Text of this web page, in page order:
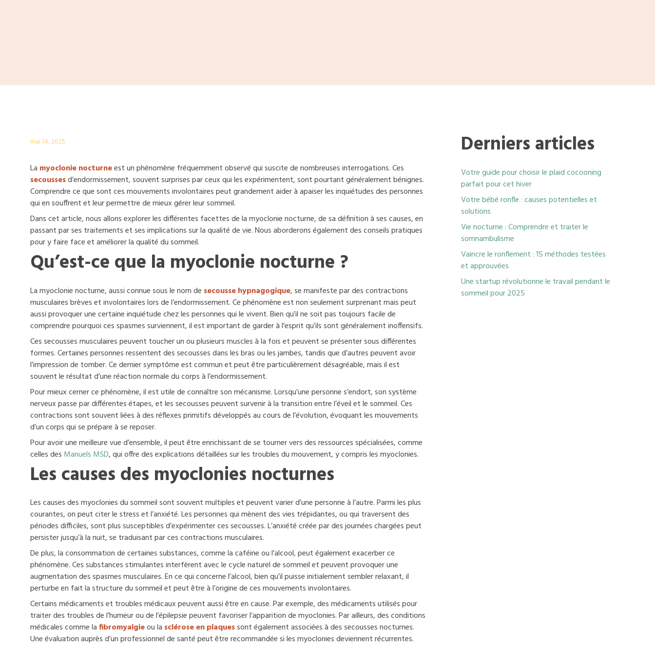
mai 14, 2025
La myoclonie nocturneest un phénomène fréquemment observé qui suscite de nombreuses interrogations. Ces
secoussesd’endormissement, souvent surprises par ceux qui les expérimentent, sont pourtant généralement bénignes.
Comprendre ce que sont ces mouvements involontaires peut grandement aider à apaiser les inquiétudes des personnes
qui en souffrent et leur permettre de mieux gérer leur sommeil.
Dans cet article, nous allons explorer les différentes facettes de la myoclonie nocturne, de sa définition à ses causes, en
passant par ses traitements et ses implications sur la qualité de vie. Nous aborderons également des conseils pratiques
pour y faire face et améliorer la qualité du sommeil.
Qu’est-ce que la myoclonie nocturne ?
La myoclonie nocturne, aussi connue sous le nom de secousse hypnagogique, se manifeste par des contractions
musculaires brèves et involontaires lors de l’endormissement. Ce phénomène est non seulement surprenant mais peut
aussi provoquer une certaine inquiétude chez les personnes qui le vivent. Bien qu’il ne soit pas toujours facile de
comprendre pourquoi ces spasmes surviennent, il est important de garder à l’esprit qu’ils sont généralement inoffensifs.
Ces secousses musculaires peuvent toucher un ou plusieurs muscles à la fois et peuvent se présenter sous différentes
formes. Certaines personnes ressentent des secousses dans les bras ou les jambes, tandis que d’autres peuvent avoir
l’impression de tomber. Ce dernier symptôme est commun et peut être particulièrement désagréable, mais il est
souvent le résultat d’une réaction normale du corps à l’endormissement.
Pour mieux cerner ce phénomène, il est utile de connaître son mécanisme. Lorsqu’une personne s’endort, son système
nerveux passe par différentes étapes, et les secousses peuvent survenir à la transition entre l’éveil et le sommeil. Ces
contractions sont souvent liées à des réflexes primitifs développés au cours de l’évolution, évoquant les mouvements
d’un corps qui se prépare à se reposer.
Pour avoir une meilleure vue d’ensemble, il peut être enrichissant de se tourner vers des ressources spécialisées, comme
celles des Manuels MSD, qui offre des explications détaillées sur les troubles du mouvement, y compris les myoclonies.
Les causes des myoclonies nocturnes
Les causes des myoclonies du sommeil sont souvent multiples et peuvent varier d’une personne à l’autre. Parmi les plus
courantes, on peut citer le stress et l’anxiété. Les personnes qui mènent des vies trépidantes, ou qui traversent des
périodes difficiles, sont plus susceptibles d’expérimenter ces secousses. L’anxiété créée par des journées chargées peut
persister jusqu’à la nuit, se traduisant par ces contractions musculaires.
De plus, la consommation de certaines substances, comme la caféine ou l’alcool, peut également exacerber ce
phénomène. Ces substances stimulantes interfèrent avec le cycle naturel de sommeil et peuvent provoquer une
augmentation des spasmes musculaires. En ce qui concerne l’alcool, bien qu’il puisse initialement sembler relaxant, il
perturbe en fait la structure du sommeil et peut être à l’origine de ces mouvements involontaires.
Certains médicaments et troubles médicaux peuvent aussi être en cause. Par exemple, des médicaments utilisés pour
traiter des troubles de l’humeur ou de l’épilepsie peuvent favoriser l’apparition de myoclonies. Par ailleurs, des conditions
médicales comme lafibromyalgieou la sclérose en plaquessont également associées à des secousses nocturnes.
Une évaluation auprès d’un professionnel de santé peut être recommandée si les myoclonies deviennent récurrentes.
Derniers articles
Votre guide pour choisir le plaid cocooning
parfait pour cet hiver
Votre bébé ronfle : causes potentielles et
solutions
Vie nocturne : Comprendre et traiter le
somnambulisme
Vaincre le ronflement : 15 méthodes testées
et approuvées
Une startup révolutionne le travail pendant le
sommeil pour 2025